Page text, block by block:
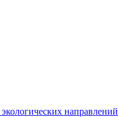
направлений